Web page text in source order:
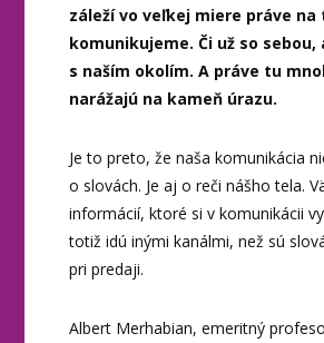
záleží vo veľkej miere práve na
komunikujeme. Či už so sebou,
s naším okolím. A práve tu
narážajú na kameň úrazu.
Je to preto, že naša komunikácia
o slovách. Je aj o reči nášho tela.
informácií, ktoré si v komunikácii
totiž idú inými kanálmi, než sú
pri predaji.
Albert Merhabian, emeritný